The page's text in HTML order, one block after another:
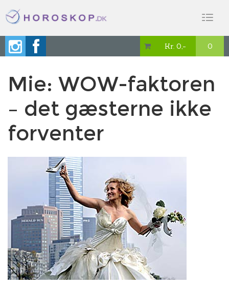
 Kr. 0,- 0
Mie: WOW-faktoren
– det gæsterne ikke
forventer